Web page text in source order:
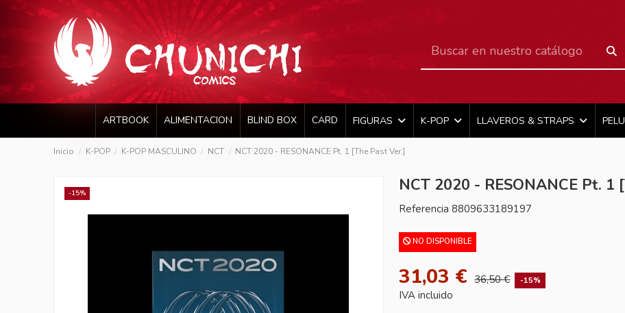
ARTBOOK ALIMENTACION BLIND BOX CARD FIGURAS K-POP LLAVEROS & STRAPS
Inicio K-POP K-POP MASCULINO NCT NCT 2020 - RESONANCE Pt. 1 [The Past Ver.]
-15% NCT 2020 - RESONANCE Pt. 1
Referencia 8809633189197
NO DISPONIBLE
31,03 € 36,50 € -15%
IVA incluido